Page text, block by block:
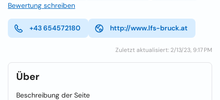
Bewertung schreiben
+43 654572180 http://www.lfs-bruck.at
Zuletzt aktualisiert: 2/13/23, 9:17 PM
Über
Beschreibung der Seite